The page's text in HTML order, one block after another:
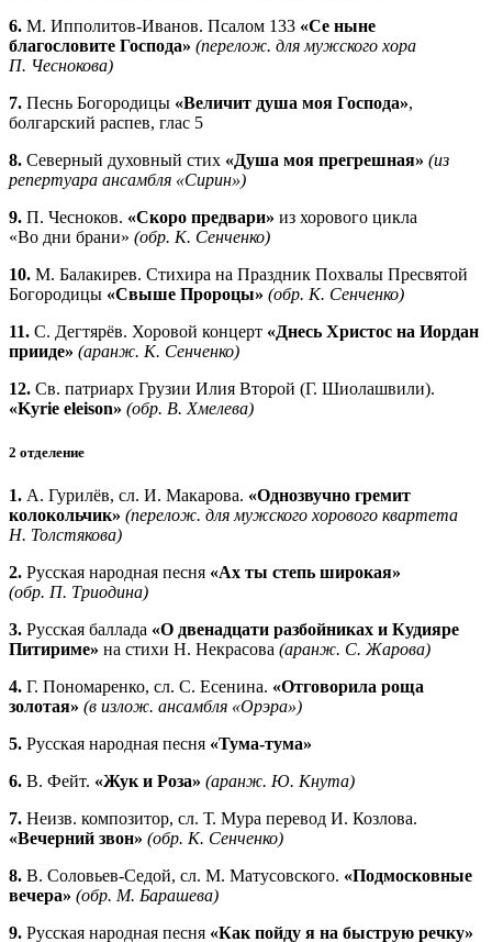
6. М. Ипполитов-Иванов. Псалом 133 «Се ныне
благословите Господа» (перелож. для мужского хора
П. Чеснокова)
7. Песнь Богородицы «Величит душа моя Господа»,
болгарский распев, глас 5
8. Северный духовный стих «Душа моя прегрешная» (из
репертуара ансамбля «Сирин»)
9. П. Чесноков. «Скоро предвари» из хорового цикла
«Во дни брани» (обр. К. Сенченко)
10. М. Балакирев. Стихира на Праздник Похвалы Пресвятой
Богородицы «Свыше Пророцы» (обр. К. Сенченко)
11. С. Дегтярёв. Хоровой концерт «Днесь Христос на Иордан
прииде» (аранж. К. Сенченко)
12. Св. патриарх Грузии Илия Второй (Г. Шиолашвили).
«Kyrie eleison» (обр. В. Хмелева)
2 отделение
1. А. Гурилёв, сл. И. Макарова. «Однозвучно гремит
колокольчик» (перелож. для мужского хорового квартета
Н. Толстякова)
2. Русская народная песня «Ах ты степь широкая»
(обр. П. Триодина)
3. Русская баллада «О двенадцати разбойниках и Кудияре
Питириме» на стихи Н. Некрасова (аранж. С. Жарова)
4. Г. Пономаренко, сл. С. Есенина. «Отговорила роща
золотая» (в излож. ансамбля «Орэра»)
5. Русская народная песня «Тума‑тума»
6. В. Фейт. «Жук и Роза» (аранж. Ю. Кнута)
7. Неизв. композитор, сл. Т. Мура перевод И. Козлова.
«Вечерний звон» (обр. К. Сенченко)
8. В. Соловьев‑Седой, сл. М. Матусовского. «Подмосковные
вечера» (обр. М. Барашева)
9. Русская народная песня «Как пойду я на быструю речку»